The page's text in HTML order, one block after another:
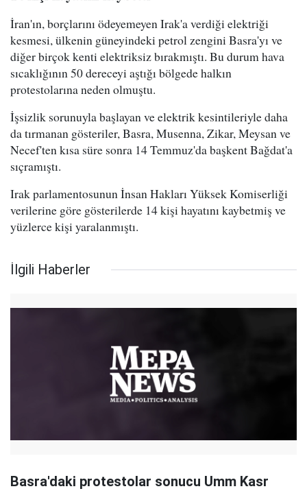
İran'ın, borçlarını ödeyemeyen Irak'a verdiği elektriği
kesmesi, ülkenin güneyindeki petrol zengini Basra'yı ve
diğer birçok kenti elektriksiz bırakmıştı. Bu durum hava
sıcaklığının 50 dereceyi aştığı bölgede halkın
protestolarına neden olmuştu.
İşsizlik sorunuyla başlayan ve elektrik kesintileriyle daha
da tırmanan gösteriler, Basra, Musenna, Zikar, Meysan ve
Necef'ten kısa süre sonra 14 Temmuz'da başkent Bağdat'a
sıçramıştı.
Irak parlamentosunun İnsan Hakları Yüksek Komiserliği
verilerine göre gösterilerde 14 kişi hayatını kaybetmiş ve
yüzlerce kişi yaralanmıştı.
İlgili Haberler
Basra'daki protestolar sonucu Umm Kasr